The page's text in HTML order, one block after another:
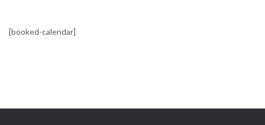
[booked-calendar]